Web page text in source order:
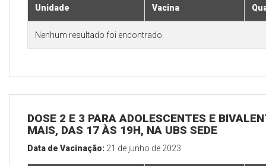
Unidade Vacina
Nenhum resultado foi encontrado.
DOSE 2 E 3 PARA ADOLESCENTES E
MAIS, DAS 17 ÀS 19H, NA UBS SEDE
Data de Vacinação: 21 de junho de 2023